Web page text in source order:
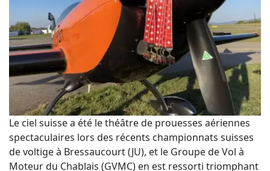
Le ciel suisse a été le théâtre de prouesses aériennes
spectaculaires lors des récents championnats suisses
de voltige à Bressaucourt (JU), et le Groupe de Vol à
Moteur du Chablais (GVMC) en est ressorti triomphant